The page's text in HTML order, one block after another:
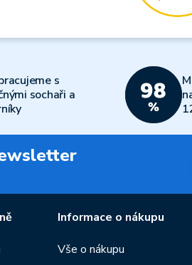
s
sochaři a
Informace o nákupu
Vše o nákupu